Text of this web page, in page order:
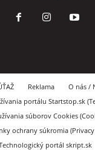
Reklama
O nás /
portálu Startstop.sk
súborov Cookies
ochrany súkromia
portál skript.sk